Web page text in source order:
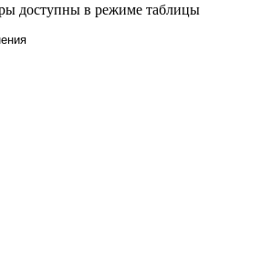
доступны в режиме таблицы